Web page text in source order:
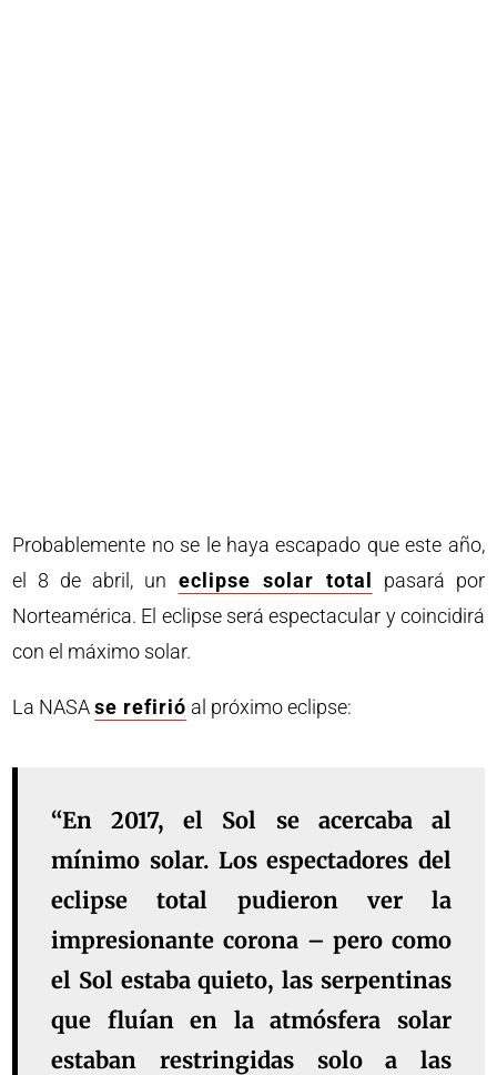
Probablemente no se le haya escapado que este año,
el 8 de abril, un eclipse solar total
pasará por
Norteamérica. El eclipse será espectacular y coincidirá
con el máximo solar.
La NASAse refirió al próximo eclipse:
“En 2017, el Sol se acercaba al
mínimo solar. Los espectadores del
eclipse total pudieron ver la
impresionante corona – pero como
el Sol estaba quieto, las serpentinas
que fluían en la atmósfera solar
estaban restringidas solo a las